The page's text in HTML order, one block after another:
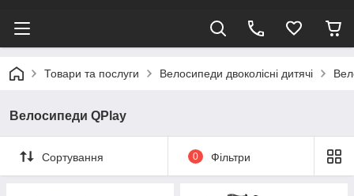
Товари та послуги Велосипеди двоколісні дитячі
Велосипеди QPlay
Сортування 0 Фільтри